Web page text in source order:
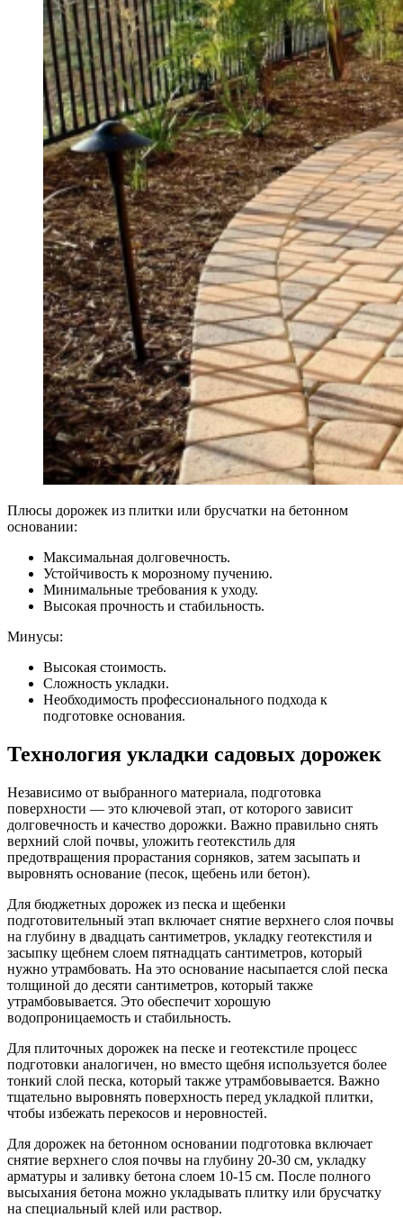
Плюсы дорожек из плитки или брусчатки на бетонном
основании:
Максимальная долговечность.
Устойчивость к морозному пучению.
Минимальные требования к уходу.
Высокая прочность и стабильность.
Минусы:
Высокая стоимость.
Сложность укладки.
Необходимость профессионального подхода к
подготовке основания.
Технология укладки садовых дорожек
Независимо от выбранного материала, подготовка
поверхности — это ключевой этап, от которого зависит
долговечность и качество дорожки. Важно правильно снять
верхний слой почвы, уложить геотекстиль для
предотвращения прорастания сорняков, затем засыпать и
выровнять основание (песок, щебень или бетон).
Для бюджетных дорожек из песка и щебенки
подготовительный этап включает снятие верхнего слоя почвы
на глубину в двадцать сантиметров, укладку геотекстиля и
засыпку щебнем слоем пятнадцать сантиметров, который
нужно утрамбовать. На это основание насыпается слой песка
толщиной до десяти сантиметров, который также
утрамбовывается. Это обеспечит хорошую
водопроницаемость и стабильность.
Для плиточных дорожек на песке и геотекстиле процесс
подготовки аналогичен, но вместо щебня используется более
тонкий слой песка, который также утрамбовывается. Важно
тщательно выровнять поверхность перед укладкой плитки,
чтобы избежать перекосов и неровностей.
Для дорожек на бетонном основании подготовка включает
снятие верхнего слоя почвы на глубину 20-30 см, укладку
арматуры и заливку бетона слоем 10-15 см. После полного
высыхания бетона можно укладывать плитку или брусчатку
на специальный клей или раствор.